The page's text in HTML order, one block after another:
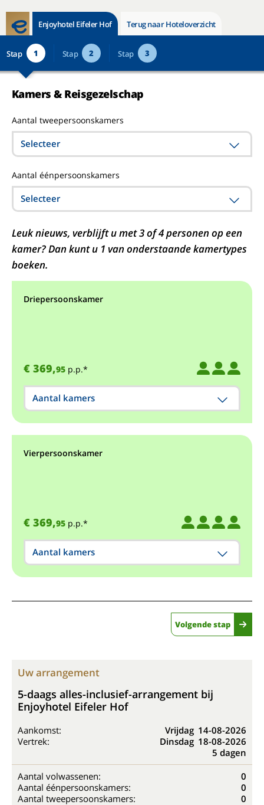
Enjoyhotel Eifeler Hof Terug naar Hoteloverzicht
Stap 1 Stap 2 Stap 3
Kamers & Reisgezelschap
Aantal tweepersoonskamers
Selecteer
Aantal éénpersoonskamers
Selecteer
Leuk nieuws, verblijft u met 3 of 4 personen op een
kamer? Dan kunt u 1 van onderstaande kamertypes
boeken.
Driepersoonskamer
€ 369,95 p.p.*
Aantal kamers
Vierpersoonskamer
€ 369,95 p.p.*
Aantal kamers
Volgende stap
Uw arrangement
5-daags alles-inclusief-arrangement bij
Enjoyhotel Eifeler Hof
Aankomst: Vrijdag 14-08-2026
Vertrek:
Dinsdag 18-08-2026
5 dagen
Aantal volwassenen:
0
Aantal éénpersoonskamers:
0
Aantal tweepersoonskamers:
0